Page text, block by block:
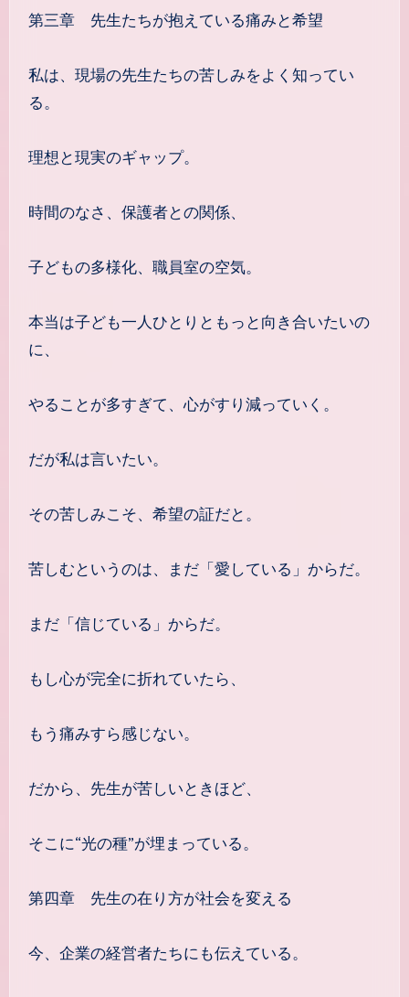
第三章 先生たちが抱えている痛みと希望
私は、現場の先生たちの苦しみをよく知ってい
る。
理想と現実のギャップ。
時間のなさ、保護者との関係、
子どもの多様化、職員室の空気。
本当は子ども一人ひとりともっと向き合いたいの
に、
やることが多すぎて、心がすり減っていく。
だが私は言いたい。
その苦しみこそ、希望の証だと。
苦しむというのは、まだ「愛している」からだ。
まだ「信じている」からだ。
もし心が完全に折れていたら、
もう痛みすら感じない。
だから、先生が苦しいときほど、
そこに“光の種”が埋まっている。
第四章 先生の在り方が社会を変える
今、企業の経営者たちにも伝えている。